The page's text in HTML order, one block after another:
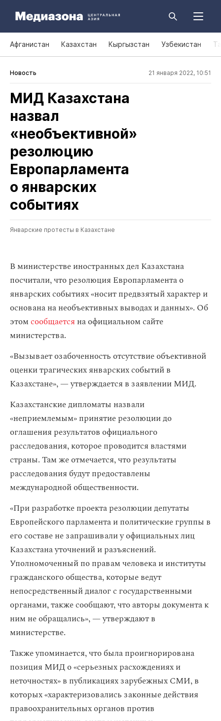
Афганистан Казахстан Кыргызстан Узбекистан
Новость 21 января 2022, 10:51
МИД Казахстана
назвал
«необъективной»
резолюцию
Европарламента
о январских
событиях
Январские протесты в Казахстане
В министерстве иностранных дел Казахстана
посчитали, что резолюция Европарламента о
январских событиях «носит предвзятый характер и
основана на необъективных выводах и данных». Об
этомсообщается на официальном сайте
министерства.
«Вызывает озабоченность отсутствие объективной
оценки трагических январских событий в
Казахстане», — утверждается в заявлении МИД.
Казахстанские дипломаты назвали
«неприемлемым» принятие резолюции до
оглашения результатов официального
расследования, которое проводится властями
страны. Там же отмечается, что результаты
расследования будут предоставлены
международной общественности.
«При разработке проекта резолюции депутаты
Европейского парламента и политические группы в
его составе не запрашивали у официальных лиц
Казахстана уточнений и разъяснений.
Уполномоченный по правам человека и институты
гражданского общества, которые ведут
непосредственный диалог с государственными
органами, также сообщают, что авторы документа к
ним не обращались», — утверждают в
министерстве.
Также упоминается, что была проигнорирована
позиция МИД о «серьезных расхождениях и
неточностях» в публикациях зарубежных СМИ, в
которых «характеризовались законные действия
правоохранительных органов против